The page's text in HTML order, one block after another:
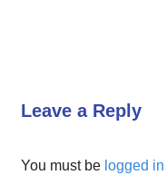
Leave a Reply
You must be logged in